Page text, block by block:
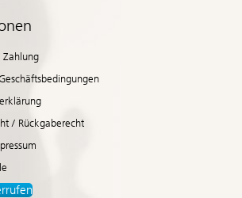
Zahlung
/ Rückgaberecht